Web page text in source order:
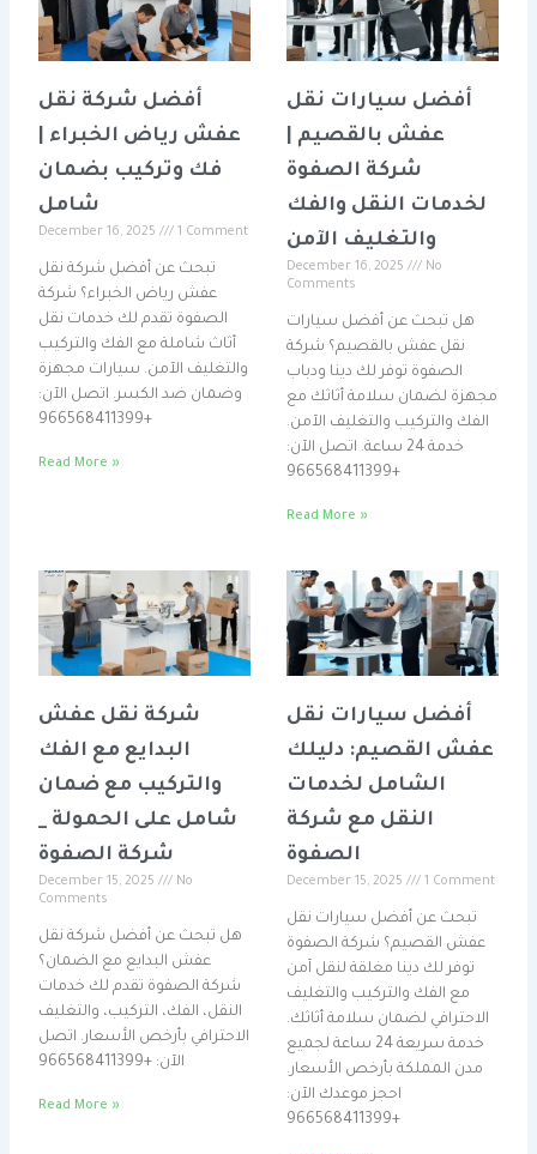
أفضل شركة نقل
عفش رياض الخبراء |
فك وتركيب بضمان
شامل
December 16, 2025 1 Comment
تبحث عن أفضل شركة نقل
عفش رياض الخبراء؟ شركة
الصفوة تقدم لك خدمات نقل
أثاث شاملة مع الفك والتركيب
والتغليف الآمن. سيارات مجهزة
وضمان ضد الكسر. اتصل الآن:
+966568411399
Read More »
أفضل سيارات نقل
عفش بالقصيم |
شركة الصفوة
لخدمات النقل والفك
والتغليف الآمن
December 16, 2025
No
Comments
هل تبحث عن أفضل سيارات
نقل عفش بالقصيم؟ شركة
الصفوة توفر لك دينا ودباب
مجهزة لضمان سلامة أثاثك مع
الفك والتركيب والتغليف الآمن.
خدمة 24 ساعة. اتصل الآن:
+966568411399
Read More »
شركة نقل عفش
البدايع مع الفك
والتركيب مع ضمان
شامل على الحمولة _
شركة الصفوة
December 15, 2025
No
Comments
هل تبحث عن أفضل شركة نقل
عفش البدايع مع الضمان؟
شركة الصفوة تقدم لك خدمات
النقل، الفك، التركيب، والتغليف
الاحترافي بأرخص الأسعار. اتصل
الآن: +966568411399
Read More »
أفضل سيارات نقل
عفش القصيم: دليلك
الشامل لخدمات
النقل مع شركة
الصفوة
December 15, 2025 1 Comment
تبحث عن أفضل سيارات نقل
عفش القصيم؟ شركة الصفوة
توفر لك دينا مغلقة لنقل آمن
مع الفك والتركيب والتغليف
الاحترافي لضمان سلامة أثاثك.
خدمة سريعة 24 ساعة لجميع
مدن المملكة بأرخص الأسعار.
احجز موعدك الآن:
+966568411399